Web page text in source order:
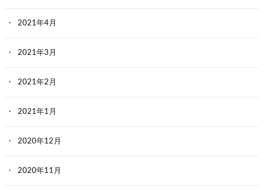
2021年4月
2021年3月
2021年2月
2021年1月
2020年12月
2020年11月